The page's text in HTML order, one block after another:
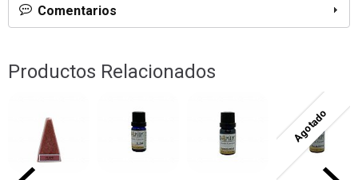
Comentarios
Productos Relacionados
Agotado